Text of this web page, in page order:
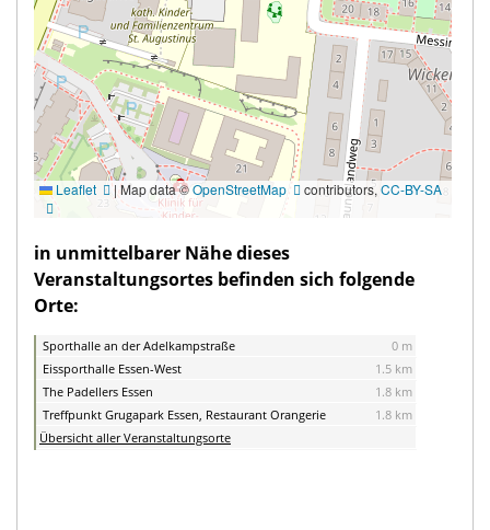
Leaflet |Map data ©OpenStreetMap contributors, CC-BY-SA
in unmittelbarer Nähe dieses
Veranstaltungsortes befinden sich folgende
Orte:
Sporthalle an der Adelkampstraße
0 m
Eissporthalle Essen-West
1.5 km
The Padellers Essen
1.8 km
Treffpunkt Grugapark Essen, Restaurant Orangerie
1.8 km
Übersicht aller Veranstaltungsorte